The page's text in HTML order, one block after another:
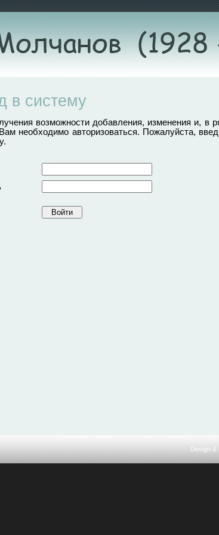
в систему
возможности добавления, изменения и, в
необходимо авторизоваться. Пожалуйста,
Design &